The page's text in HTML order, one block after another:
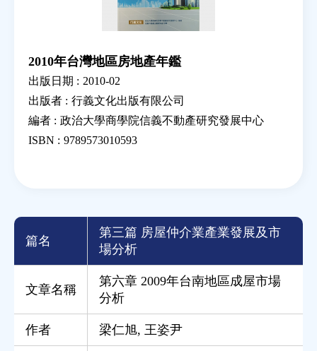
2010年台灣地區房地產年鑑
出版日期 : 2010-02
出版者 : 行義文化出版有限公司
編者 : 政治大學商學院信義不動產研究發展中心
ISBN : 9789573010593
篇名
第三篇 房屋仲介業產業發展及市
場分析
文章名稱
第六章 2009年台南地區成屋市場
分析
作者 梁仁旭, 王姿尹